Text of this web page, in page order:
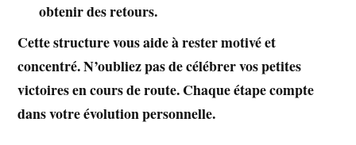
obtenir des retours.
Cette structure vous aide à rester motivé et
concentré. N’oubliez pas de célébrer vos petites
victoires en cours de route. Chaque étape compte
dans votreévolution personnelle.